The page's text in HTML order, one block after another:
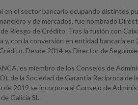
en el sector bancario ocupando distintos
y de mercados, fue nombrado
Riesgo de Crédito. Tras la fusión con
y, con la conversión en entidad bancaria
Desde 2014 es Director de
es miembro de los Consejos de
de la Sociedad de Garantía Recíproca de
de 2019 se incorpora al Consejo de
Galicia SL.